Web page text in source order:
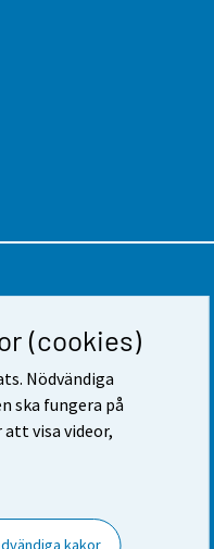
(cookies)
Nödvändiga
ska fungera på
visa videor,
kakor